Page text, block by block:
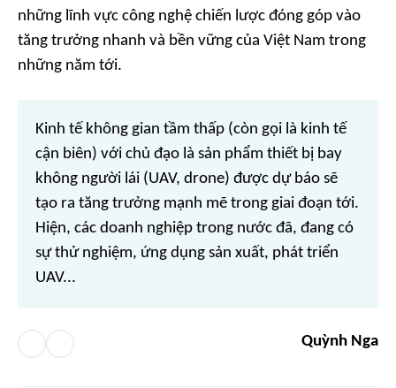
những lĩnh vực công nghệ chiến lược đóng góp vào
tăng trưởng nhanh và bền vững của Việt Nam trong
những năm tới.
Kinh tế không gian tầm thấp (còn gọi là kinh tế
cận biên) với chủ đạo là sản phẩm thiết bị bay
không người lái (UAV, drone) được dự báo sẽ
tạo ra tăng trưởng mạnh mẽ trong giai đoạn tới.
Hiện, các doanh nghiệp trong nước đã, đang có
sự thử nghiệm, ứng dụng sản xuất, phát triển
UAV...
Quỳnh Nga